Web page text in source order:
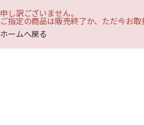
申し訳ございません。
ご指定の商品は販売終了か、ただ今お取
ホームへ戻る